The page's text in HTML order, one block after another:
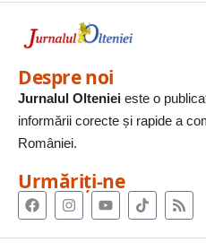
Despre noi
Jurnalul Olteniei este o
informării corecte și rapide a
României.
Urmăriți-ne